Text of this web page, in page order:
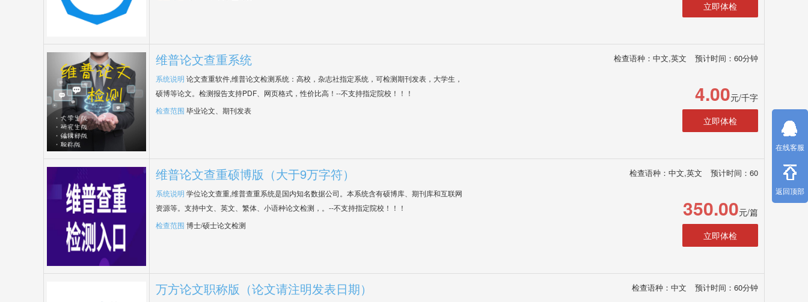
立即体检
维普论文查重系统 检查语种：中文,英文 预计时间：60分钟
系统说明 论文查重软件,维普论文检测系统：高校，杂志社指定系统，可检测期刊发表，大学生，
硕博等论文。检测报告支持PDF、网页格式，性价比高！--不支持指定院校！！！
检查范围 毕业论文、期刊发表
4.00元/千字
立即体检
维普论文查重硕博版（大于9万字符） 检查语种：中文,英文 预计时间：60
系统说明 学位论文查重,维普查重系统是国内知名数据公司。本系统含有硕博库、期刊库和互联网
资源等。支持中文、英文、繁体、小语种论文检测，。--不支持指定院校！！！
检查范围 博士/硕士论文检测
350.00元/篇
立即体检
万方论文职称版（论文请注明发表日期） 检查语种：中文 预计时间：60分钟
在线客服
返回顶部